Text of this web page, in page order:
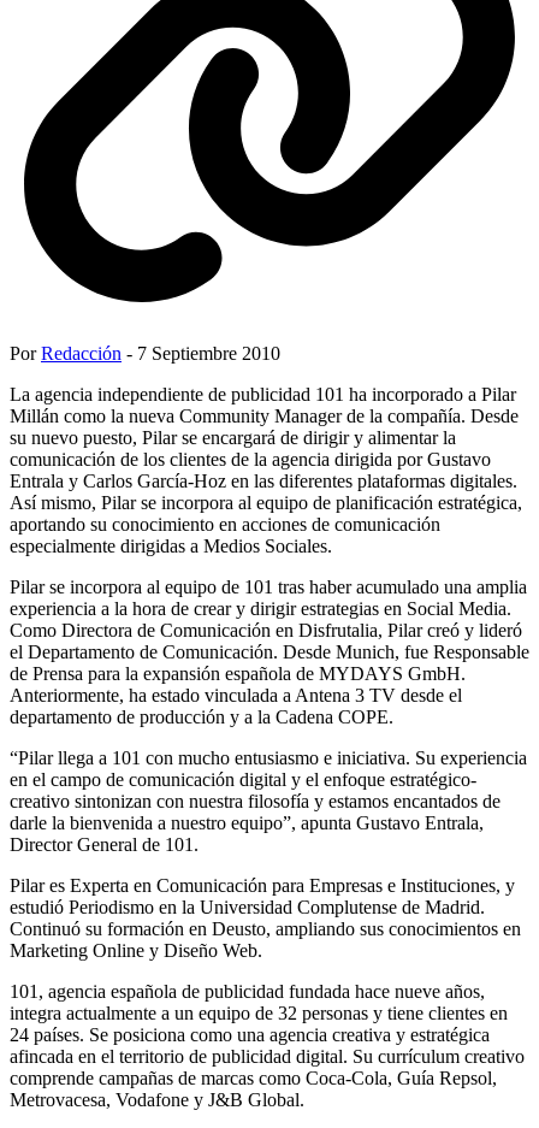
PorRedacción - 7 Septiembre 2010
La agencia independiente de publicidad 101 ha incorporado a Pilar
Millán como la nueva Community Manager de la compañía. Desde
su nuevo puesto, Pilar se encargará de dirigir y alimentar la
comunicación de los clientes de la agencia dirigida por Gustavo
Entrala y Carlos García-Hoz en las diferentes plataformas digitales.
Así mismo, Pilar se incorpora al equipo de planificación estratégica,
aportando su conocimiento en acciones de comunicación
especialmente dirigidas a Medios Sociales.
Pilar se incorpora al equipo de 101 tras haber acumulado una amplia
experiencia a la hora de crear y dirigir estrategias en Social Media.
Como Directora de Comunicación en Disfrutalia, Pilar creó y lideró
el Departamento de Comunicación. Desde Munich, fue Responsable
de Prensa para la expansión española de MYDAYS GmbH.
Anteriormente, ha estado vinculada a Antena 3 TV desde el
departamento de producción y a la Cadena COPE.
“Pilar llega a 101 con mucho entusiasmo e iniciativa. Su experiencia
en el campo de comunicación digital y el enfoque estratégico-
creativo sintonizan con nuestra filosofía y estamos encantados de
darle la bienvenida a nuestro equipo”, apunta Gustavo Entrala,
Director General de 101.
Pilar es Experta en Comunicación para Empresas e Instituciones, y
estudió Periodismo en la Universidad Complutense de Madrid.
Continuó su formación en Deusto, ampliando sus conocimientos en
Marketing Online y Diseño Web.
101, agencia española de publicidad fundada hace nueve años,
integra actualmente a un equipo de 32 personas y tiene clientes en
24 países. Se posiciona como una agencia creativa y estratégica
afincada en el territorio de publicidad digital. Su currículum creativo
comprende campañas de marcas como Coca-Cola, Guía Repsol,
Metrovacesa, Vodafone y J&B Global.